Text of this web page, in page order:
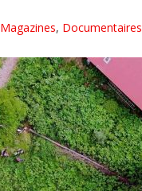
Magazines, Documentaires